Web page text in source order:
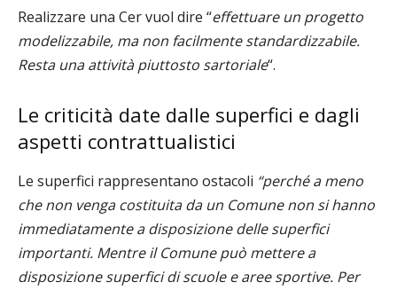
Realizzare una Cer vuol dire “effettuare un progetto
modelizzabile, ma non facilmente standardizzabile.
Resta una attività piuttosto sartoriale“.
Le criticità date dalle superfici e dagli
aspetti contrattualistici
Le superfici rappresentano ostacoli “perché a meno
che non venga costituita da un Comune non si hanno
immediatamente a disposizione delle superfici
importanti. Mentre il Comune può mettere a
disposizione superfici di scuole e aree sportive. Per